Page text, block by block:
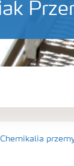
Chemikalia